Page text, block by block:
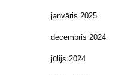
janvāris 2025
decembris 2024
jūlijs 2024